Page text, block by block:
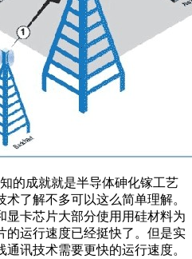
成就就是半导体砷化镓工艺
了解不多可以这么简单理解。
显卡芯片大部分使用用硅材料为
的运行速度已经挺快了。但是实
讯技术需要更快的运行速度。